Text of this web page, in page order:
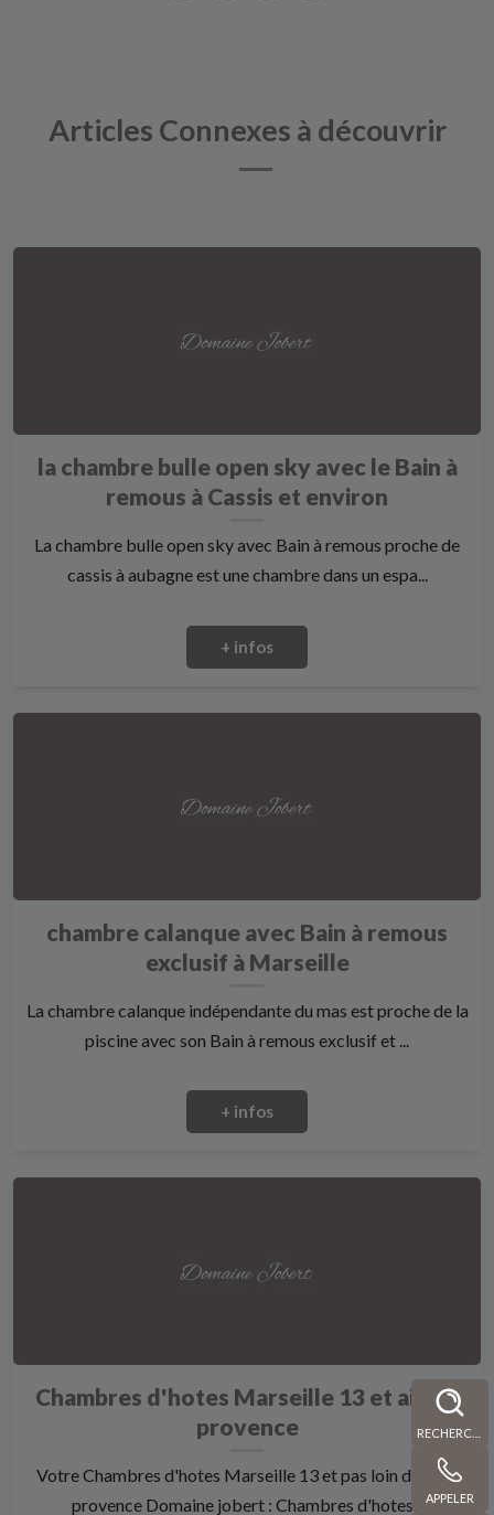
APPELER
Articles Connexes à découvrir
la chambre bulle open sky avec le Bain à
remous à Cassis et environ
La chambre bulle open sky avec Bain à remous proche de
cassis à aubagne est une chambre dans un espa...
+ infos
chambre calanque avec Bain à remous
exclusif à Marseille
La chambre calanque indépendante du mas est proche de la
piscine avec son Bain à remous exclusif et ...
+ infos
Chambres d'hotes Marseille 13 et aix en
provence
Votre Chambres d'hotes Marseille 13 et pas loin d'aix en
provence Domaine jobert : Chambres d'hotes...